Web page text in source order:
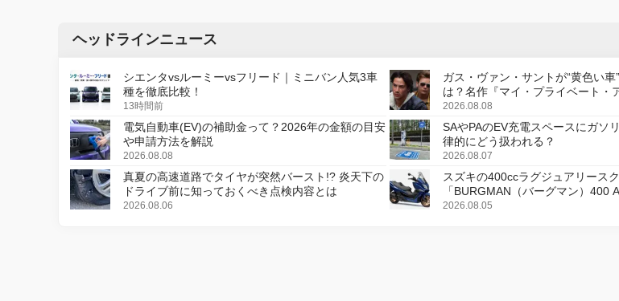
ヘッドラインニュース
シエンタvsルーミーvsフリード｜ミニバン人気3車
種を徹底比較！
13時間前
ガス・ヴァン・サントが“黄色い車
は？名作『マイ・プライベート・
デジタルリマスター版で復活
2026.08.08
電気自動車(EV)の補助金って？2026年の金額の目安
や申請方法を解説
2026.08.08
SAやPAのEV充電スペースにガソ
律的にどう扱われる？
2026.08.07
真夏の高速道路でタイヤが突然バースト!? 炎天下の
ドライブ前に知っておくべき点検内容とは
2026.08.06
スズキの400ccラグジュアリース
「BURGMAN（バーグマン）400
更し、8月18日に発売
2026.08.05